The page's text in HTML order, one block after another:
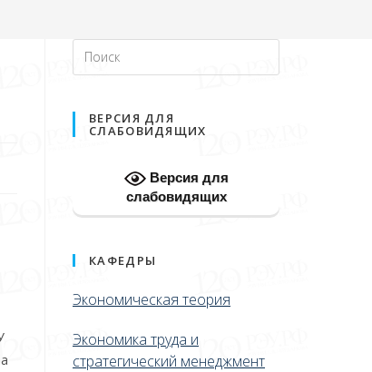
ВЕРСИЯ ДЛЯ
СЛАБОВИДЯЩИХ
Версия для
слабовидящих
КАФЕДРЫ
Экономическая теория
Экономика труда и
стратегический менеджмент